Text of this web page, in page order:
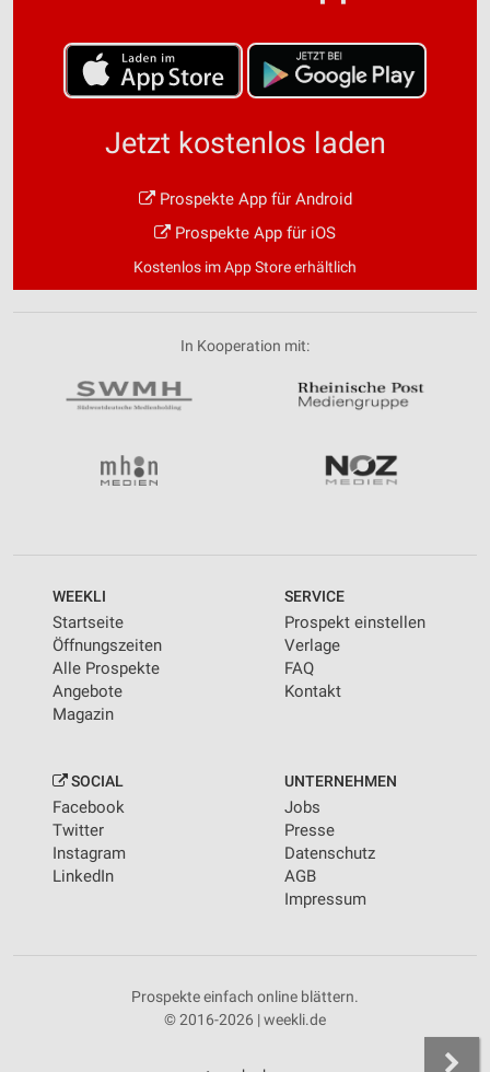
Jetzt kostenlos laden
Prospekte App für Android
Prospekte App für iOS
Kostenlos im App Store erhältlich
In Kooperation mit:
WEEKLI
Startseite
Öffnungszeiten
Alle Prospekte
Angebote
Magazin
SERVICE
Prospekt einstellen
Verlage
FAQ
Kontakt
SOCIAL
Facebook
Twitter
Instagram
LinkedIn
UNTERNEHMEN
Jobs
Presse
Datenschutz
AGB
Impressum
Prospekte einfach online blättern.
© 2016-2026 | weekli.de